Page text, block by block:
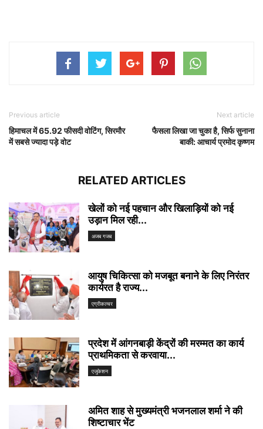
Previous article
हिमाचल में 65.92 फीसदी वोटिंग, सिरमौर
में सबसे ज्यादा पड़े वोट
Next article
फैसला लिखा जा चुका है, सिर्फ सुनाना
बाकी: आचार्य प्रमोद कृष्णम
RELATED ARTICLES
खेलों को नई पहचान और खिलाड़ियों को नई
उड़ान मिल रही...
अजब गजब
आयुष चिकित्सा को मजबूत बनाने के लिए निरंतर
कार्यरत है राज्य...
एग्रीकल्चर
प्रदेश में आंगनबाड़ी केंद्रों की मरम्मत का कार्य
प्राथमिकता से करवाया...
एजुकेशन
अमित शाह से मुख्यमंत्री भजनलाल शर्मा ने की
शिष्टाचार भेंट